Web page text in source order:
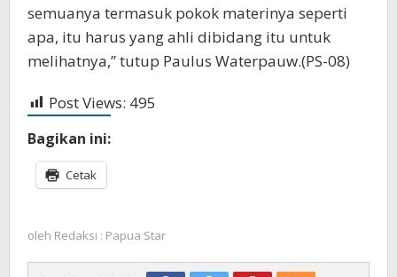
semuanya termasuk pokok materinya seperti
apa, itu harus yang ahli dibidang itu untuk
melihatnya,” tutup Paulus Waterpauw.(PS-08)
Post Views: 495
Bagikan ini:
Cetak
oleh Redaksi : Papua Star